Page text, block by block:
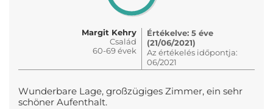
Margit Kehry
Család
60-69 évek
Értékelve: 5 éve
(21/06/2021)
Az értékelés időpontja:
06/2021
Wunderbare Lage, großzügiges Zimmer, ein sehr
schöner Aufenthalt.